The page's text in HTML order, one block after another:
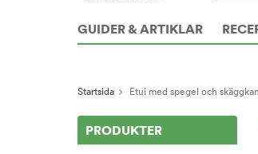
GUIDER & ARTIKLAR
Startsida Etui med spegel och
PRODUKTER